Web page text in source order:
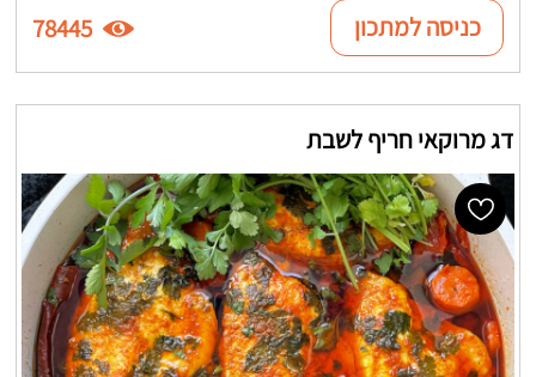
כניסה למתכון 78445
דג מרוקאי חריף לשבת